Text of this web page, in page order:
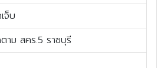
จ็บ
าม สคร.5 ราชบุรี